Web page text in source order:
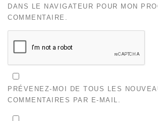
DANS LE NAVIGATEUR POUR MON
COMMENTAIRE.
PRÉVENEZ-MOI DE TOUS LES
COMMENTAIRES PAR E-MAIL.